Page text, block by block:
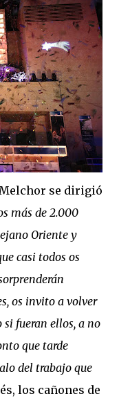
se dirigió
más de 2.000
Oriente y
casi todos os
os invito a volver
fueran ellos, a no
que tarde
del trabajo que
los cañones de